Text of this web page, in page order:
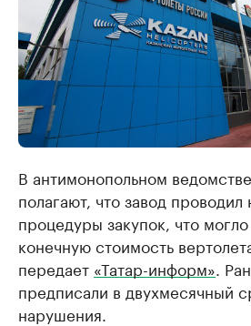
В антимонопольном
полагают, что завод
процедуры закупок, что могло
конечную стоимость
передает «Татар-информ» .
предписали в двухмесячный
нарушения.